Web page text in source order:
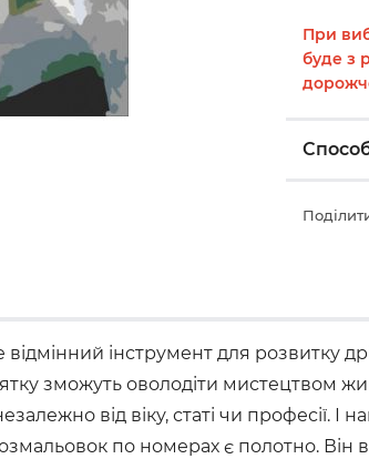
При
буде з
інструмент для розвитку
зможуть оволодіти мистецтвом
від віку, статі чи професії.
по номерах є полотно. Він